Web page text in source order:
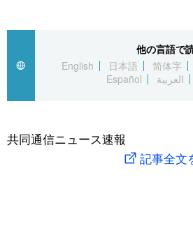
社会
旅と暮らし
社会
文化
科学・技術
暮らし
他の言語で
English
日本語 简体字
Español
العربية
共同通信ニュース速報
記事全文